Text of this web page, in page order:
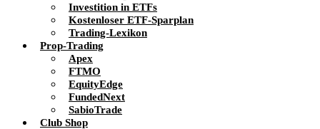
Investition in ETFs
Kostenloser ETF-Sparplan
Trading-Lexikon
Prop-Trading
Apex
FTMO
EquityEdge
FundedNext
SabioTrade
Club Shop